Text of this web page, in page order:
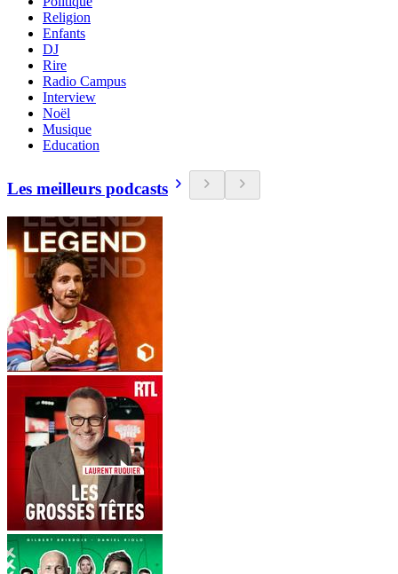
Religion
Enfants
DJ
Rire
Radio Campus
Interview
Noël
Musique
Education
Les meilleurs podcasts